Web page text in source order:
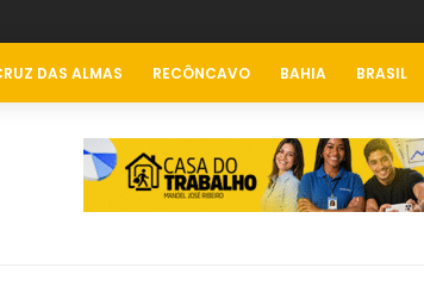
DAS ALMAS RECÔNCAVO BAHIA BRASIL